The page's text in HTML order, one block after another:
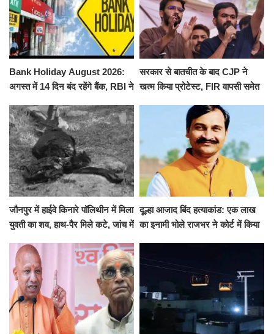
Bank Holiday August 2026:
अगस्त में 14 दिन बंद रहेंगे बैंक, RBI ने
सरकार से बातचीत के बाद CJP ने
खत्म किया प्रोटेस्ट, FIR वापसी समेत
जौनपुर में हाईवे किनारे पॉलिथीन में मिला
युवती का शव, हाथ-पैर मिले कटे, जांच में
दूल्हा आजाद बिंद हत्याकांड: एक लाख
का इनामी भोले राजभर ने कोर्ट में किया